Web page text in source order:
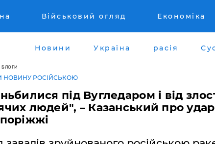
Військовий огляд Економіка
Новини Україна расія
БЛОГИ
НОВИНУ РОСІЙСЬКОЮ
під Вугледаром і від
людей", – Казанський про